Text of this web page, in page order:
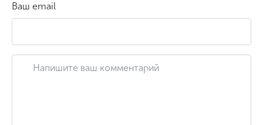
Ваш email